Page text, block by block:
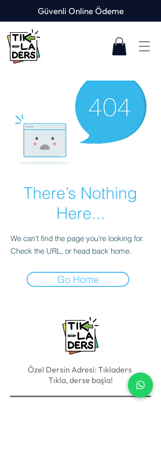
Güvenli Online Ödeme
There’s Nothing
Here...
We can’t find the page you’re looking for.
Check the URL, or head back home.
Go Home
Özel Dersin Adresi: Tıkladers
Tıkla, derse başla!